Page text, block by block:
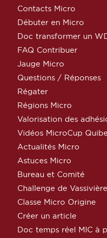
Contacts Micro
Débuter en Micro
Doc transformer un
FAQ Contribuer
Jauge Micro
Questions / Réponses
Régater
Régions Micro
Valorisation des
Vidéos MicroCup
Actualités Micro
Astuces Micro
Bureau et Comité
Challenge de
Classe Micro Origine
Créer un article
Doc temps réel MIC à